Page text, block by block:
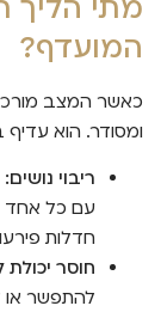
מתי הליך
המועדף?
כאשר המצב מורכב
ומסודר. הוא
ריבוי נושים:
עם כל אחד
חדלות
חוסר
להתפשר או